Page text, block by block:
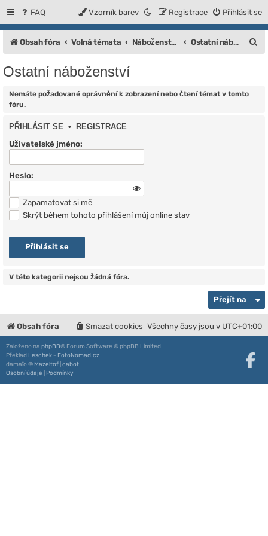
FAQ Přihlásit se
Registrace
Vzorník barev
Obsah fóra Volná témata Náboženství, víra a filozofické směry Ostatní náboženství
Ostatní náboženství
Nemáte požadované oprávnění k zobrazení nebo čtení témat v tomto
fóru.
PŘIHLÁSIT SE • REGISTRACE
Uživatelské jméno:
Heslo:
Zapamatovat si mě
Skrýt během tohoto přihlášení můj online stav
V této kategorii nejsou žádná fóra.
Přejít na
Obsah fóra Všechny časy jsou v UTC+01:00
Smazat cookies
Založeno na phpBB® Forum Software © phpBB Limited
Překlad Leschek - FotoNomad.cz
damaïo © Mazeltof cabot
Osobní údaje
Podmínky